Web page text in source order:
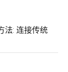
法: 连接传统